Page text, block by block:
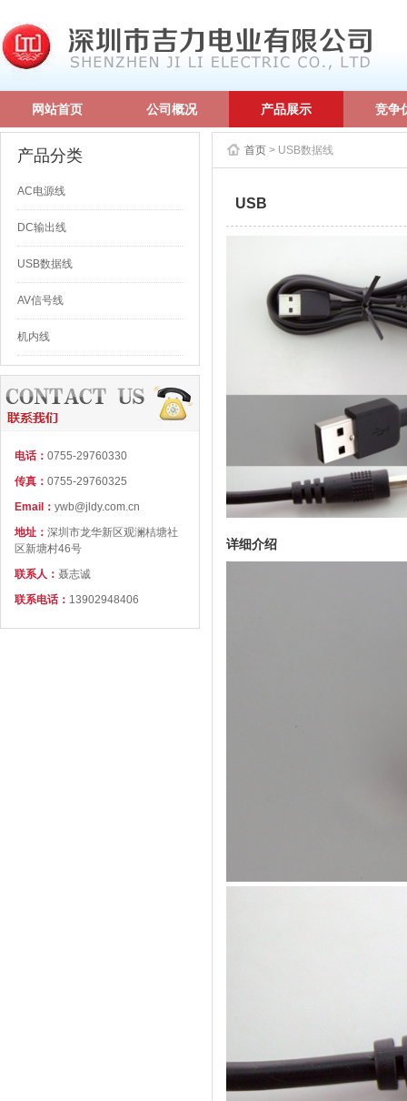
网站首页 公司概况 产品展示 竞争
产品分类
AC电源线
DC输出线
USB数据线
AV信号线
机内线
电话： 0755-29760330
传真： 0755-29760325
Email： ywb@jldy.com.cn
地址： 深圳市龙华新区观澜桔塘社
区新塘村46号
联系人： 聂志诚
联系电话： 13902948406
首页 > USB数据线
USB
详细介绍